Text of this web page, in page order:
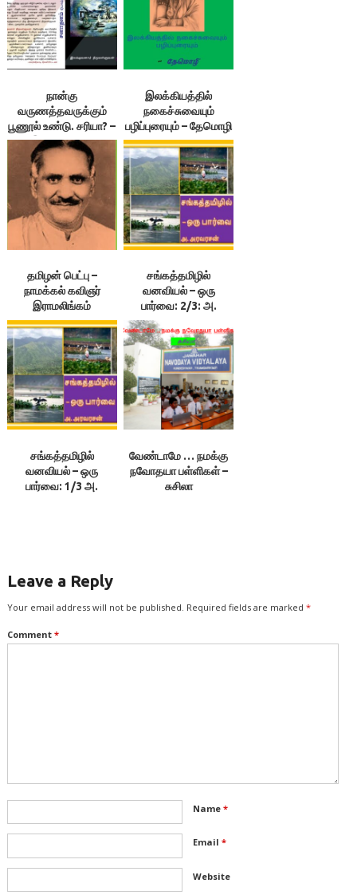
நான்கு
வருணத்தவருக்கும்
பூணூல் உண்டு. சரியா? –
இலக்குவனார்
திருவள்ளுவன்
இலக்கியத்தில்
நகைச்சுவையும்
பழிப்புரையும் – தேமொழி
தமிழன் பெட்பு –
நாமக்கல் கவிஞர்
இராமலிங்கம்
சங்கத்தமிழில்
வனவியல் – ஒரு
பார்வை: 2/3: அ.
அரவரசன்
சங்கத்தமிழில்
வனவியல் – ஒரு
பார்வை: 1/3 அ.
வேண்டாமே … நமக்கு
நவோதயா பள்ளிகள் –
சுசிலா
Leave a Reply
Your email address will not be published. Required fields are marked *
Comment *
Name *
Email *
Website